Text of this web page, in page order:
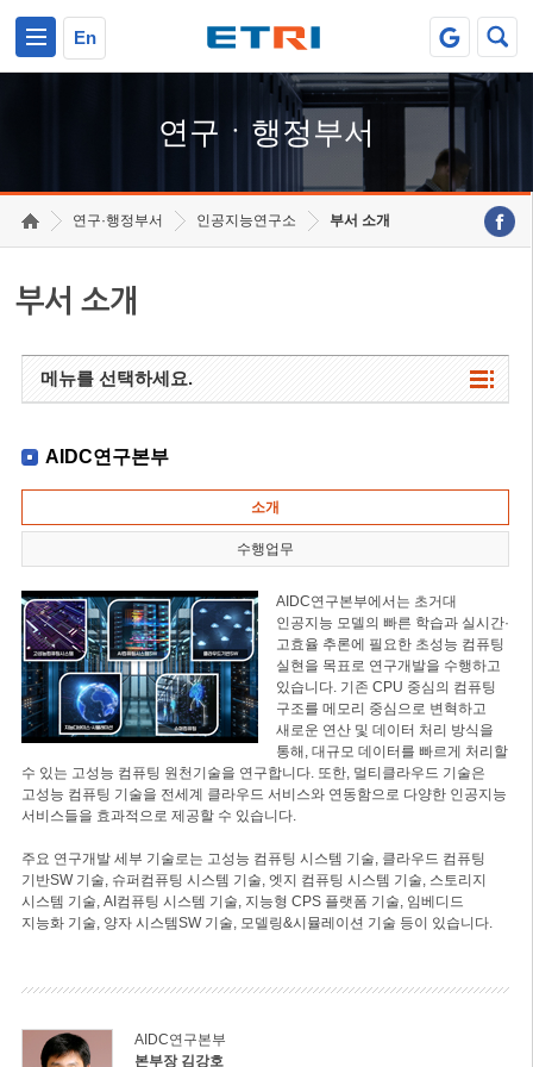
En
연구ㆍ행정부서
연구·행정부서 인공지능연구소 부서 소개
부서 소개
메뉴를 선택하세요.
AIDC연구본부
소개
수행업무
AIDC연구본부에서는 초거대
인공지능 모델의 빠른 학습과 실시간·
고효율 추론에 필요한 초성능 컴퓨팅
실현을 목표로 연구개발을 수행하고
있습니다. 기존 CPU 중심의 컴퓨팅
구조를 메모리 중심으로 변혁하고
새로운 연산 및 데이터 처리 방식을
통해, 대규모 데이터를 빠르게 처리할
수 있는 고성능 컴퓨팅 원천기술을 연구합니다. 또한, 멀티클라우드 기술은
고성능 컴퓨팅 기술을 전세계 클라우드 서비스와 연동함으로 다양한 인공지능
서비스들을 효과적으로 제공할 수 있습니다.
주요 연구개발 세부 기술로는 고성능 컴퓨팅 시스템 기술, 클라우드 컴퓨팅
기반SW 기술, 슈퍼컴퓨팅 시스템 기술, 엣지 컴퓨팅 시스템 기술, 스토리지
시스템 기술, AI컴퓨팅 시스템 기술, 지능형 CPS 플랫폼 기술, 임베디드
지능화 기술, 양자 시스템SW 기술, 모델링&시뮬레이션 기술 등이 있습니다.
AIDC연구본부
본부장 김강호